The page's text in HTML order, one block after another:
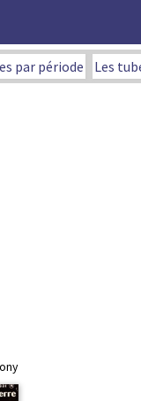
par période Les